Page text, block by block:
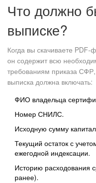
Что должно
выписке?
Когда вы скачиваете PDF-
он содержит всю
требованиям приказа
выписка должна включать:
ФИО владельца
Номер СНИЛС.
Исходную сумму
Текущий остаток с
ежегодной индексации.
Историю расходования
ранее).